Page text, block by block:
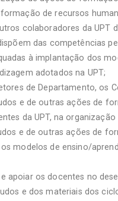
de recursos
colaboradores da UPT
das competências
à implantação dos
adotados na UPT;
de Departamento, os
e de outras ações de
da UPT, na
e de outras ações de
modelos de ensino/
apoiar os docentes no
e dos materiais dos